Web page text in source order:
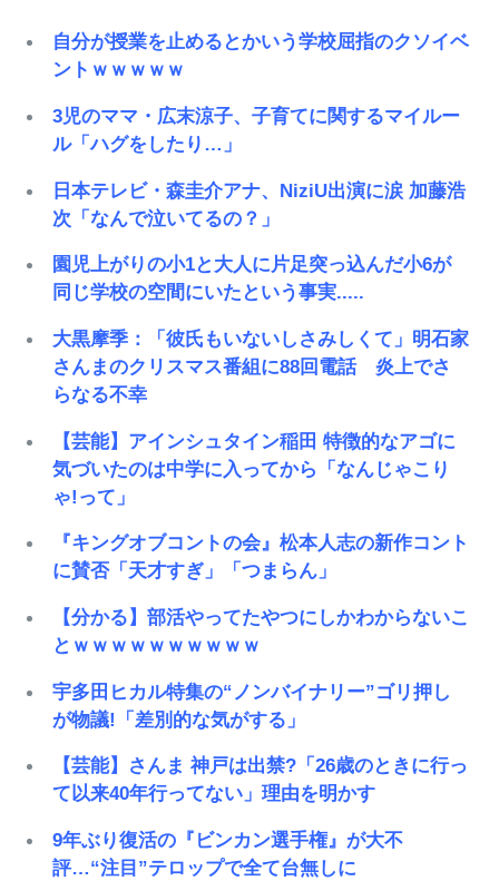
自分が授業を止めるとかいう学校屈指のクソイベ
ントｗｗｗｗｗ
3児のママ・広末涼子、子育てに関するマイルー
ル「ハグをしたり…」
日本テレビ・森圭介アナ、NiziU出演に涙 加藤浩
次「なんで泣いてるの？」
園児上がりの小1と大人に片足突っ込んだ小6が
同じ学校の空間にいたという事実.....
大黒摩季：「彼氏もいないしさみしくて」明石家
さんまのクリスマス番組に88回電話 炎上でさ
らなる不幸
【芸能】アインシュタイン稲田 特徴的なアゴに
気づいたのは中学に入ってから「なんじゃこり
ゃ!って」
『キングオブコントの会』松本人志の新作コント
に賛否「天才すぎ」「つまらん」
【分かる】部活やってたやつにしかわからないこ
とｗｗｗｗｗｗｗｗｗｗ
宇多田ヒカル特集の“ノンバイナリー”ゴリ押し
が物議!「差別的な気がする」
【芸能】さんま 神戸は出禁?「26歳のときに行っ
て以来40年行ってない」理由を明かす
9年ぶり復活の『ビンカン選手権』が大不
評…“注目”テロップで全て台無しに